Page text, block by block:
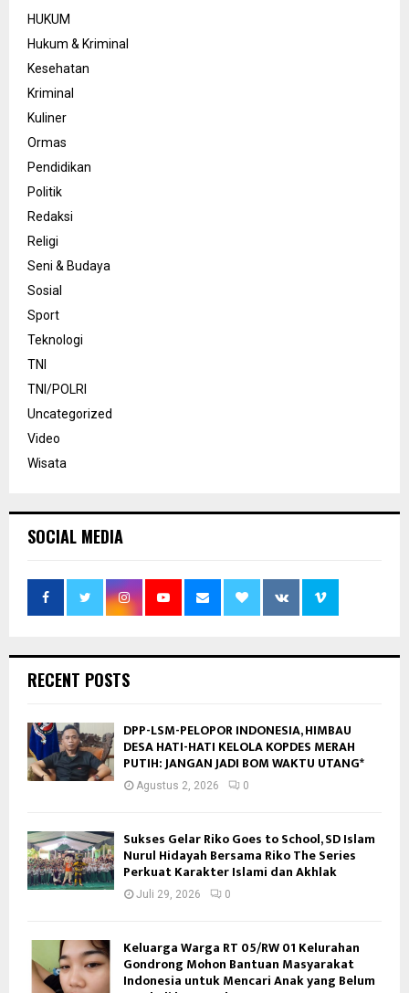
HUKUM
Hukum & Kriminal
Kesehatan
Kriminal
Kuliner
Ormas
Pendidikan
Politik
Redaksi
Religi
Seni & Budaya
Sosial
Sport
Teknologi
TNI
TNI/POLRI
Uncategorized
Video
Wisata
SOCIAL MEDIA
RECENT POSTS
DPP-LSM-PELOPOR INDONESIA, HIMBAU
DESA HATI-HATI KELOLA KOPDES MERAH
PUTIH: JANGAN JADI BOM WAKTU UTANG*
Agustus 2, 2026 0
Sukses Gelar Riko Goes to School, SD Islam
Nurul Hidayah Bersama Riko The Series
Perkuat Karakter Islami dan Akhlak
Juli 29, 2026 0
Keluarga Warga RT 05/RW 01 Kelurahan
Gondrong Mohon Bantuan Masyarakat
Indonesia untuk Mencari Anak yang Belum